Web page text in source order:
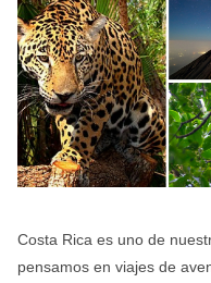
Costa Rica es uno de
pensamos en viajes de